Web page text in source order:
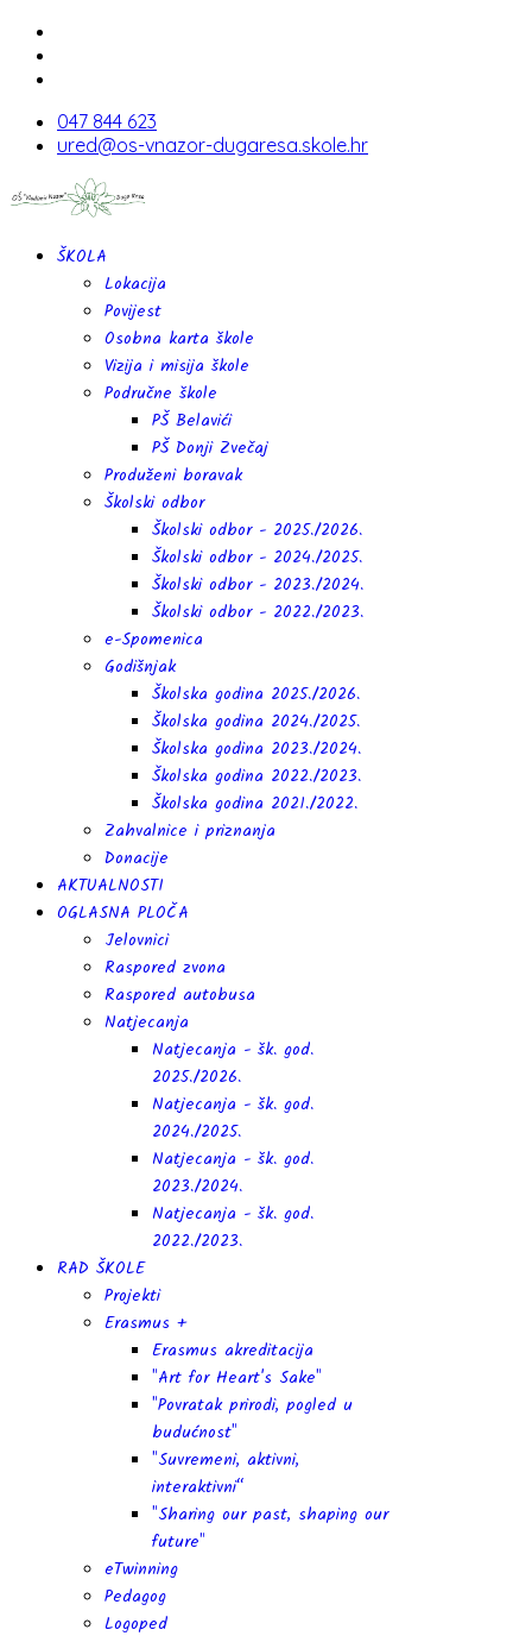
047 844 623
ured@os-vnazor-dugaresa.skole.hr
ŠKOLA
Lokacija
Povijest
Osobna karta škole
Vizija i misija škole
Područne škole
PŠ Belavići
PŠ Donji Zvečaj
Produženi boravak
Školski odbor
Školski odbor - 2025./2026.
Školski odbor - 2024./2025.
Školski odbor - 2023./2024.
Školski odbor - 2022./2023.
e-Spomenica
Godišnjak
Školska godina 2025./2026.
Školska godina 2024./2025.
Školska godina 2023./2024.
Školska godina 2022./2023.
Školska godina 2021./2022.
Zahvalnice i priznanja
Donacije
AKTUALNOSTI
OGLASNA PLOČA
Jelovnici
Raspored zvona
Raspored autobusa
Natjecanja
Natjecanja - šk. god.
2025./2026.
Natjecanja - šk. god.
2024./2025.
Natjecanja - šk. god.
2023./2024.
Natjecanja - šk. god.
2022./2023.
RAD ŠKOLE
Projekti
Erasmus +
Erasmus akreditacija
"Art for Heart's Sake"
"Povratak prirodi, pogled u
budućnost"
"Suvremeni, aktivni,
interaktivni“
"Sharing our past, shaping our
future"
eTwinning
Pedagog
Logoped